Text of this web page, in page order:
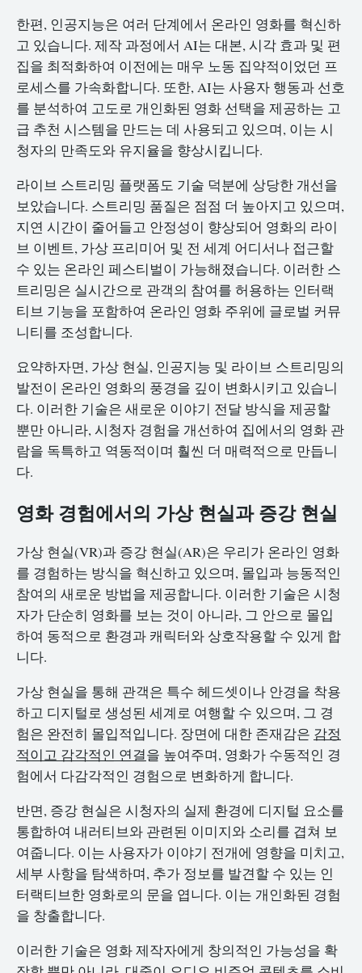
한편, 인공지능은 여러 단계에서 온라인 영화를 혁신하
고 있습니다. 제작 과정에서 AI는 대본, 시각 효과 및 편
집을 최적화하여 이전에는 매우 노동 집약적이었던 프
로세스를 가속화합니다. 또한, AI는 사용자 행동과 선호
를 분석하여 고도로 개인화된 영화 선택을 제공하는 고
급 추천 시스템을 만드는 데 사용되고 있으며, 이는 시
청자의 만족도와 유지율을 향상시킵니다.
라이브 스트리밍 플랫폼도 기술 덕분에 상당한 개선을
보았습니다. 스트리밍 품질은 점점 더 높아지고 있으며,
지연 시간이 줄어들고 안정성이 향상되어 영화의 라이
브 이벤트, 가상 프리미어 및 전 세계 어디서나 접근할
수 있는 온라인 페스티벌이 가능해졌습니다. 이러한 스
트리밍은 실시간으로 관객의 참여를 허용하는 인터랙
티브 기능을 포함하여 온라인 영화 주위에 글로벌 커뮤
니티를 조성합니다.
요약하자면, 가상 현실, 인공지능 및 라이브 스트리밍의
발전이 온라인 영화의 풍경을 깊이 변화시키고 있습니
다. 이러한 기술은 새로운 이야기 전달 방식을 제공할
뿐만 아니라, 시청자 경험을 개선하여 집에서의 영화 관
람을 독특하고 역동적이며 훨씬 더 매력적으로 만듭니
다.
영화 경험에서의 가상 현실과 증강 현실
가상 현실(VR)과 증강 현실(AR)은 우리가 온라인 영화
를 경험하는 방식을 혁신하고 있으며, 몰입과 능동적인
참여의 새로운 방법을 제공합니다. 이러한 기술은 시청
자가 단순히 영화를 보는 것이 아니라, 그 안으로 몰입
하여 동적으로 환경과 캐릭터와 상호작용할 수 있게 합
니다.
가상 현실을 통해 관객은 특수 헤드셋이나 안경을 착용
하고 디지털로 생성된 세계로 여행할 수 있으며, 그 경
험은 완전히 몰입적입니다. 장면에 대한 존재감은 감정
적이고 감각적인 연결을 높여주며, 영화가 수동적인 경
험에서 다감각적인 경험으로 변화하게 합니다.
반면, 증강 현실은 시청자의 실제 환경에 디지털 요소를
통합하여 내러티브와 관련된 이미지와 소리를 겹쳐 보
여줍니다. 이는 사용자가 이야기 전개에 영향을 미치고,
세부 사항을 탐색하며, 추가 정보를 발견할 수 있는 인
터랙티브한 영화로의 문을 엽니다. 이는 개인화된 경험
을 창출합니다.
이러한 기술은 영화 제작자에게 창의적인 가능성을 확